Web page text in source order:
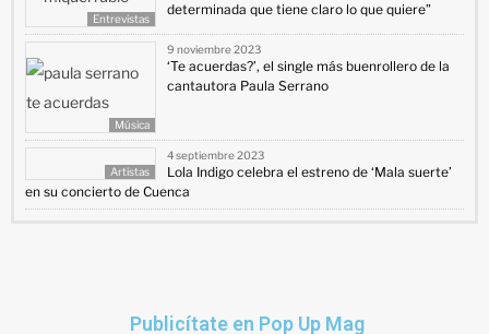
Entrevistas
determinada que tiene claro lo que quiere”
Música
9 noviembre 2023
‘Te acuerdas?’, el single más buenrollero de la
cantautora Paula Serrano
Artistas
4 septiembre 2023
Lola Indigo celebra el estreno de ‘Mala suerte’
en su concierto de Cuenca
Publicítate en Pop Up Mag